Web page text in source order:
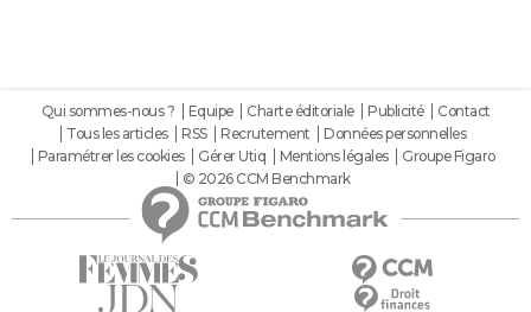
Qui sommes-nous ? Equipe Charte éditoriale Publicité
Contact
Tous les articles
RSS Recrutement
Données personnelles
Paramétrer les cookies
Gérer Utiq Mentions légales
Groupe Figaro
© 2026 CCM Benchmark